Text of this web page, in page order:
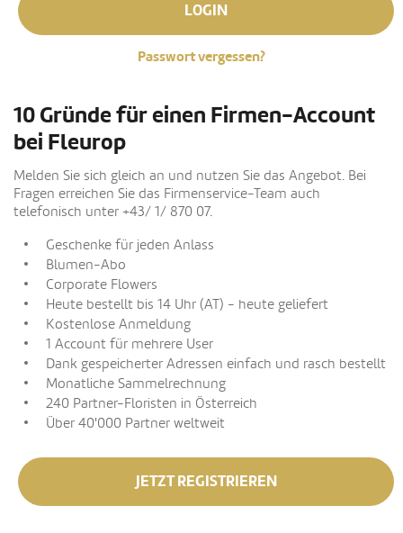
LOGIN
Passwort vergessen?
10 Gründe für einen Firmen-Account
bei Fleurop
Melden Sie sich gleich an und nutzen Sie das Angebot. Bei
Fragen erreichen Sie das Firmenservice-Team auch
telefonisch unter +43/ 1/ 870 07.
Geschenke für jeden Anlass
Blumen-Abo
Corporate Flowers
Heute bestellt bis 14 Uhr (AT) - heute geliefert
Kostenlose Anmeldung
1 Account für mehrere User
Dank gespeicherter Adressen einfach und rasch bestellt
Monatliche Sammelrechnung
240 Partner-Floristen in Österreich
Über 40'000 Partner weltweit
JETZT REGISTRIEREN